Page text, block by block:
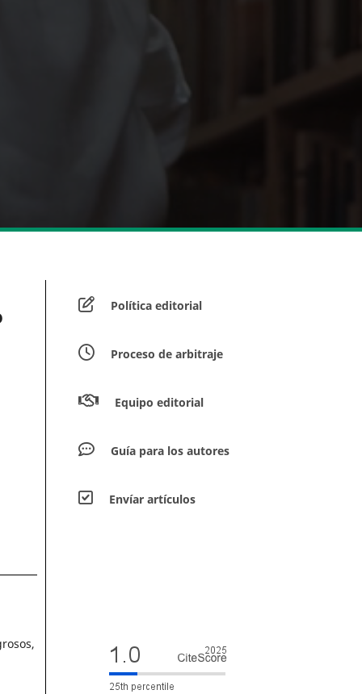
Política editorial
Proceso de arbitraje
Equipo editorial
Guía para los autores
Envíar artículos